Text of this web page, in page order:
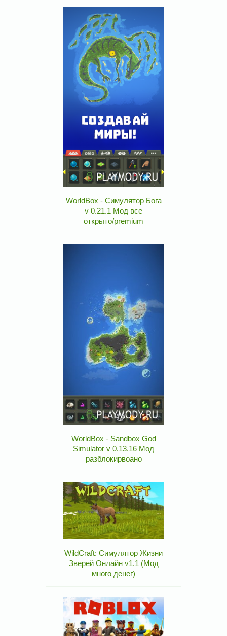
WorldBox - Симулятор Бога
v 0.21.1 Мод все
открыто/premium
WorldBox - Sandbox God
Simulator v 0.13.16 Мод
разблокирвоано
WildCraft: Симулятор Жизни
Зверей Онлайн v1.1 (Мод
много денег)